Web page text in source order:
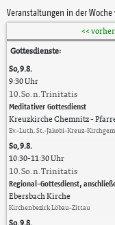
Veranstaltungen in der
<<
Gottesdienste:
So, 9.8.
9:30 Uhr
10. So. n. Trinitatis
Meditativer Gottesdienst
Kreuzkirche Chemnitz
Ev.-Luth. St.-Jakobi-Kreuz-
So, 9.8.
10:30-11:30 Uhr
10. So. n. Trinitatis
Regional-Gottesdienst,
Ebersbach Kirche
Kirchenbezirk Löbau-Zittau